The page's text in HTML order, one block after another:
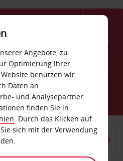
Menü
Zossen
Angebote, zu
Optimierung Ihrer
benutzen wir
Daten an
und Analysepartner
finden Sie in
. Durch das Klicken auf
Sie sich mit der Verwendung